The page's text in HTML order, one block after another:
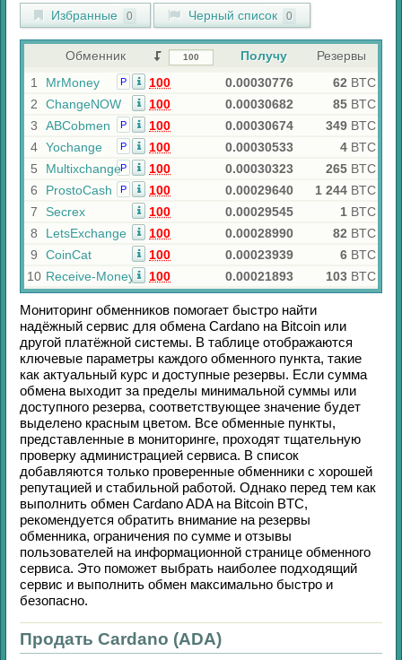
Избранные 0 Черный список 0
Обменник Получу
Резервы
1
MrMoney Р 100 0.00030776 62 BTC
2
ChangeNOW 100 0.00030682 85 BTC
3
ABCobmen Р 100 0.00030674 349 BTC
4 Yochange Р 100 0.00030533 4 BTC
5
MultixchangeР 100 0.00030323 265 BTC
6
ProstoCash Р 100 0.00029640 1 244 BTC
7
Secrex 100 0.00029545 1 BTC
8
LetsExchange 100 0.00028990 82 BTC
9
CoinCat 100 0.00023939 6 BTC
10 Receive-Money 100 0.00021893 103 BTC
Мониторинг обменников помогает быстро найти
надёжный сервис для обмена Cardano на Bitcoin или
другой платёжной системы. В таблице отображаются
ключевые параметры каждого обменного пункта, такие
как актуальный курс и доступные резервы. Если сумма
обмена выходит за пределы минимальной суммы или
доступного резерва, соответствующее значение будет
выделено красным цветом. Все обменные пункты,
представленные в мониторинге, проходят тщательную
проверку администрацией сервиса. В список
добавляются только проверенные обменники с хорошей
репутацией и стабильной работой. Однако перед тем как
выполнить обмен Cardano ADAна Bitcoin BTC,
рекомендуется обратить внимание на резервы
обменника, ограничения по сумме и отзывы
пользователей на информационной странице обменного
сервиса. Это поможет выбрать наиболее подходящий
сервис и выполнить обмен максимально быстро и
безопасно.
Продать Cardano (ADA)